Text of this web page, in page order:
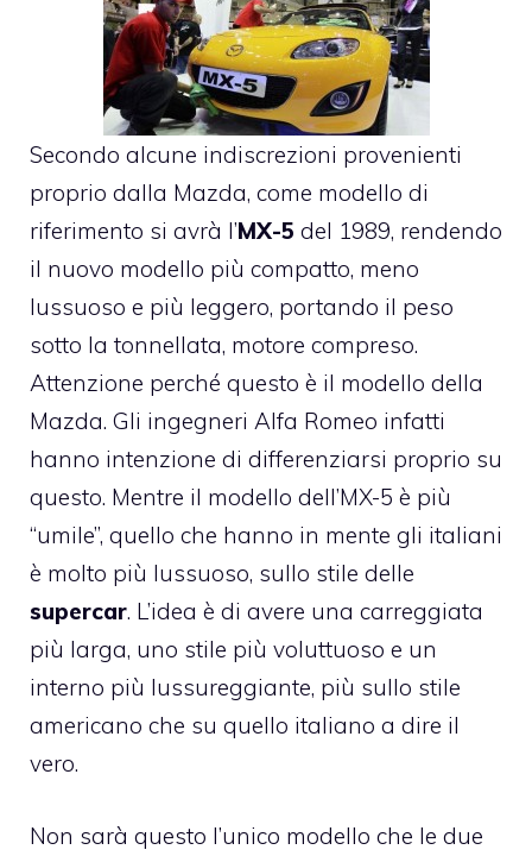
Secondo alcune indiscrezioni provenienti
proprio dalla Mazda, come modello di
riferimento si avrà l’MX-5 del 1989, rendendo
il nuovo modello più compatto, meno
lussuoso e più leggero, portando il peso
sotto la tonnellata, motore compreso.
Attenzione perché questo è il modello della
Mazda. Gli ingegneri Alfa Romeo infatti
hanno intenzione di differenziarsi proprio su
questo. Mentre il modello dell’MX-5 è più
“umile”, quello che hanno in mente gli italiani
è molto più lussuoso, sullo stile delle
supercar. L’idea è di avere una carreggiata
più larga, uno stile più voluttuoso e un
interno più lussureggiante, più sullo stile
americano che su quello italiano a dire il
vero.
Non sarà questo l’unico modello che le due